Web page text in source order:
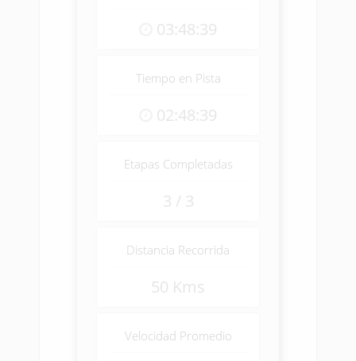
03:48:39
Tiempo en Pista
02:48:39
Etapas Completadas
3 / 3
Distancia Recorrida
50 Kms
Velocidad Promedio